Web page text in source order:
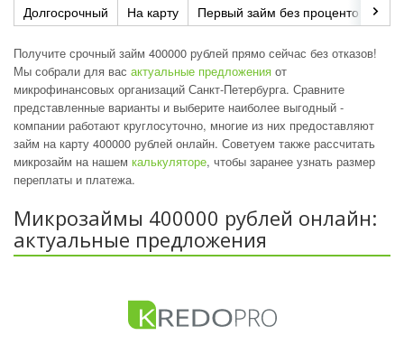
Долгосрочный На карту Первый займ без процентов
Получите срочный займ 400000 рублей прямо сейчас без отказов!
Мы собрали для вас актуальные предложения от
микрофинансовых организаций Санкт-Петербурга. Сравните
представленные варианты и выберите наиболее выгодный -
компании работают круглосуточно, многие из них предоставляют
займ на карту 400000 рублей онлайн. Советуем также рассчитать
микрозайм на нашем калькуляторе, чтобы заранее узнать размер
переплаты и платежа.
Микрозаймы 400000 рублей онлайн:
актуальные предложения